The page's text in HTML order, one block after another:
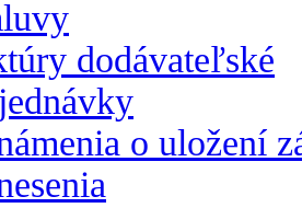
dodávateľské
o uložení